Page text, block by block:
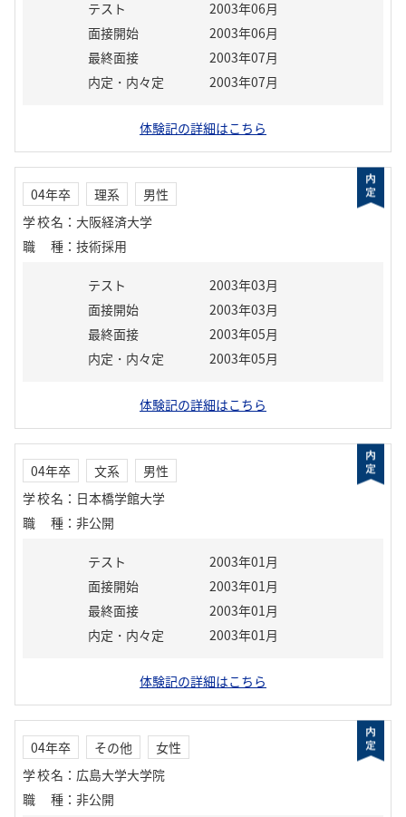
テスト
2003年06月
面接開始
2003年06月
最終面接
2003年07月
内定・内々定
2003年07月
体験記の詳細はこちら
04年卒 理系
男性
学校名 ： 大阪経済大学
職種 ： 技術採用
テスト
2003年03月
面接開始
2003年03月
最終面接
2003年05月
内定・内々定
2003年05月
体験記の詳細はこちら
04年卒 文系
男性
学校名 ： 日本橋学館大学
職種 ： 非公開
テスト
2003年01月
面接開始
2003年01月
最終面接
2003年01月
内定・内々定
2003年01月
体験記の詳細はこちら
04年卒 その他
女性
学校名 ： 広島大学大学院
職種 ： 非公開